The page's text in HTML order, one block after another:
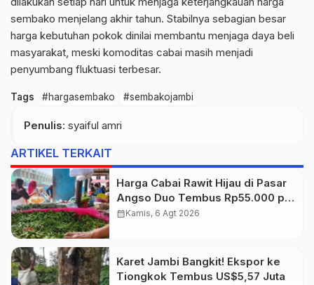
sembako menjelang akhir tahun. Stabilnya sebagian besar
harga kebutuhan pokok dinilai membantu menjaga daya beli
masyarakat, meski komoditas cabai masih menjadi
penyumbang fluktuasi terbesar.
Tags #hargasembako #sembakojambi
Penulis: syaiful amri
ARTIKEL TERKAIT
Harga Cabai Rawit Hijau di Pasar
Angso Duo Tembus Rp55.000 per
Kilogram
calendar_monthKamis, 6 Agt 2026
Karet Jambi Bangkit! Ekspor ke
Tiongkok Tembus US$5,57 Juta